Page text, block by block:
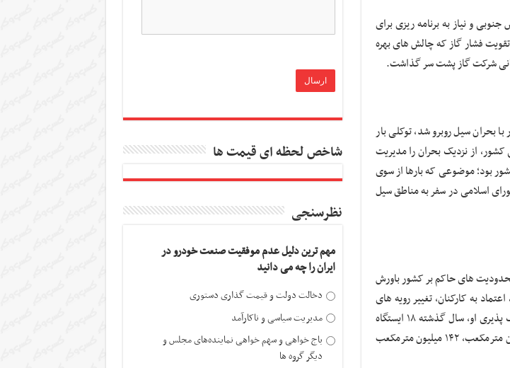
و نیاز به برنامه ریزی برای
فشار گاز که چالش های بهره
شرکت گاز پشت سر گذاشت.
گسترده ای از کشور با بحران سیل روبرو شد، توکلی بار
از نزدیک بحران را مدیریت
بود؛ موضوعی که بارها از سوی
اسلامی در سفر به مناطق سیل
های حاکم بر کشور باورش
به کارکنان، تغییر رویه های
سنتی، بهره گیری از فناوری های نوین و… اشاره کرد. تنها در یک مورد از ریسک پذیری او، سال گذشته ۱۸ ایستگاه
تقویت فشار گاز بدون واحد یدک کار کرد و بعضی از خطوط با ظرفیت ۹۰ میلیون مترمکعب، ۱۴۲ میلیون مترمکعب
شاخص لحظه ای قیمت ها
نظرسنجی
مهم ترین دلیل عدم موفقیت صنعت خودرو در
ایران را چه می دانید
دخالت دولت و قیمت گذاری دستوری
مدیریت سیاسی و ناکارآمد
باج خواهی و سهم خواهی نماینده‌های مجلس و
دیگر گروه ها